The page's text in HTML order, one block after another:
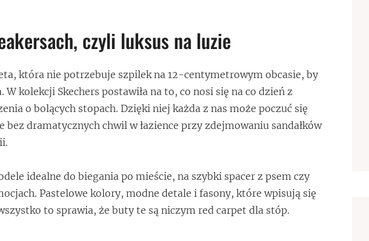
czyli luksus na luzie
która nie potrzebuje szpilek na 12-centymetrowym obcasie, by
W kolekcji Skechers postawiła na to, co nosi się na co dzień z
o bolących stopach. Dzięki niej każda z nas może poczuć się
bez dramatycznych chwil w łazience przy zdejmowaniu sandałków
idealne do biegania po mieście, na szybki spacer z psem czy
Pastelowe kolory, modne detale i fasony, które wpisują się
to sprawia, że buty te są niczym red carpet dla stóp.